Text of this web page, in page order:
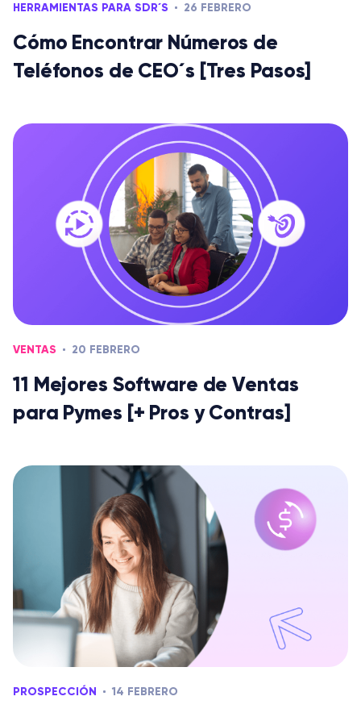
HERRAMIENTAS PARA SDR´S 26 FEBRERO
Cómo Encontrar Números de
Teléfonos de CEO´s [Tres Pasos]
VENTAS 20 FEBRERO
11 Mejores Software de Ventas
para Pymes [+ Pros y Contras]
PROSPECCIÓN 14 FEBRERO